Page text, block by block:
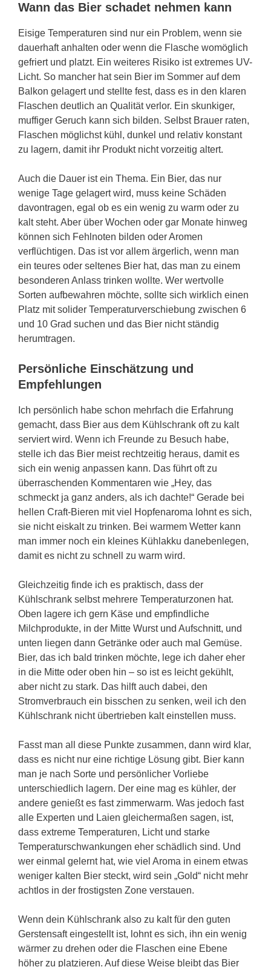
Wann das Bier schadet nehmen kann
Eisige Temperaturen sind nur ein Problem, wenn sie
dauerhaft anhalten oder wenn die Flasche womöglich
gefriert und platzt. Ein weiteres Risiko ist extremes UV-
Licht. So mancher hat sein Bier im Sommer auf dem
Balkon gelagert und stellte fest, dass es in den klaren
Flaschen deutlich an Qualität verlor. Ein skunkiger,
muffiger Geruch kann sich bilden. Selbst Brauer raten,
Flaschen möglichst kühl, dunkel und relativ konstant
zu lagern, damit ihr Produkt nicht vorzeitig altert.
Auch die Dauer ist ein Thema. Ein Bier, das nur
wenige Tage gelagert wird, muss keine Schäden
davontragen, egal ob es ein wenig zu warm oder zu
kalt steht. Aber über Wochen oder gar Monate hinweg
können sich Fehlnoten bilden oder Aromen
verflüchtigen. Das ist vor allem ärgerlich, wenn man
ein teures oder seltenes Bier hat, das man zu einem
besonderen Anlass trinken wollte. Wer wertvolle
Sorten aufbewahren möchte, sollte sich wirklich einen
Platz mit solider Temperaturverschiebung zwischen 6
und 10 Grad suchen und das Bier nicht ständig
herumtragen.
Persönliche Einschätzung und
Empfehlungen
Ich persönlich habe schon mehrfach die Erfahrung
gemacht, dass Bier aus dem Kühlschrank oft zu kalt
serviert wird. Wenn ich Freunde zu Besuch habe,
stelle ich das Bier meist rechtzeitig heraus, damit es
sich ein wenig anpassen kann. Das führt oft zu
überraschenden Kommentaren wie „Hey, das
schmeckt ja ganz anders, als ich dachte!“ Gerade bei
hellen Craft-Bieren mit viel Hopfenaroma lohnt es sich,
sie nicht eiskalt zu trinken. Bei warmem Wetter kann
man immer noch ein kleines Kühlakku danebenlegen,
damit es nicht zu schnell zu warm wird.
Gleichzeitig finde ich es praktisch, dass der
Kühlschrank selbst mehrere Temperaturzonen hat.
Oben lagere ich gern Käse und empfindliche
Milchprodukte, in der Mitte Wurst und Aufschnitt, und
unten liegen dann Getränke oder auch mal Gemüse.
Bier, das ich bald trinken möchte, lege ich daher eher
in die Mitte oder oben hin – so ist es leicht gekühlt,
aber nicht zu stark. Das hilft auch dabei, den
Stromverbrauch ein bisschen zu senken, weil ich den
Kühlschrank nicht übertrieben kalt einstellen muss.
Fasst man all diese Punkte zusammen, dann wird klar,
dass es nicht nur eine richtige Lösung gibt. Bier kann
man je nach Sorte und persönlicher Vorliebe
unterschiedlich lagern. Der eine mag es kühler, der
andere genießt es fast zimmerwarm. Was jedoch fast
alle Experten und Laien gleichermaßen sagen, ist,
dass extreme Temperaturen, Licht und starke
Temperaturschwankungen eher schädlich sind. Und
wer einmal gelernt hat, wie viel Aroma in einem etwas
weniger kalten Bier steckt, wird sein „Gold“ nicht mehr
achtlos in der frostigsten Zone verstauen.
Wenn dein Kühlschrank also zu kalt für den guten
Gerstensaft eingestellt ist, lohnt es sich, ihn ein wenig
wärmer zu drehen oder die Flaschen eine Ebene
höher zu platzieren. Auf diese Weise bleibt das Bier